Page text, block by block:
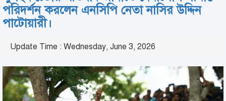
পরিদর্শন করলেন এনসিপি নেতা নাসির উদ্দিন
পাটোয়ারী।
Update Time : Wednesday, June 3, 2026